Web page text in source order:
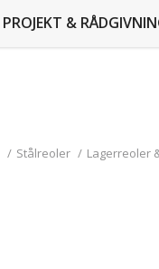
PROJEKT &
/ Stålreoler / Lagerreoler